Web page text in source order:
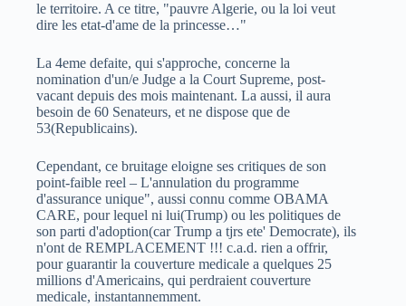
le territoire. A ce titre, "pauvre Algerie, ou la loi veut
dire les etat-d'ame de la princesse…"
La 4eme defaite, qui s'approche, concerne la
nomination d'un/e Judge a la Court Supreme, post-
vacant depuis des mois maintenant. La aussi, il aura
besoin de 60 Senateurs, et ne dispose que de
53(Republicains).
Cependant, ce bruitage eloigne ses critiques de son
point-faible reel – L'annulation du programme
d'assurance unique", aussi connu comme OBAMA
CARE, pour lequel ni lui(Trump) ou les politiques de
son parti d'adoption(car Trump a tjrs ete' Democrate), ils
n'ont de REMPLACEMENT !!! c.a.d. rien a offrir,
pour guarantir la couverture medicale a quelques 25
millions d'Americains, qui perdraient couverture
medicale, instantannemment.